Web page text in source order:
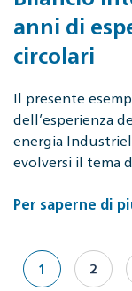
anni di
circolari
Il presente
dell’esperienza
energia
evolversi il tema
Per saperne di
1 2